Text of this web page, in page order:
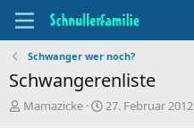
Schwanger wer noch?
Schwangerenliste
T
Mamazicke
B
27. Februar 2012